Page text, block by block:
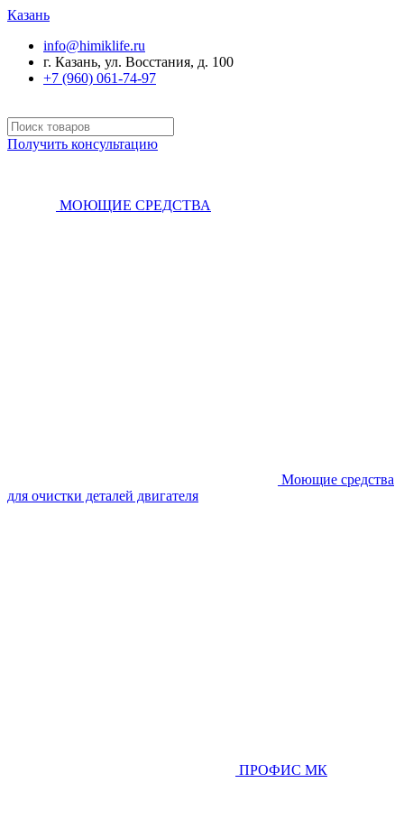
Казань
info@himiklife.ru
г. Казань, ул. Восстания, д. 100
+7 (960) 061-74-97
Получить консультацию
МОЮЩИЕ СРЕДСТВА
Моющие средства
для очистки деталей двигателя
ПРОФИС МК